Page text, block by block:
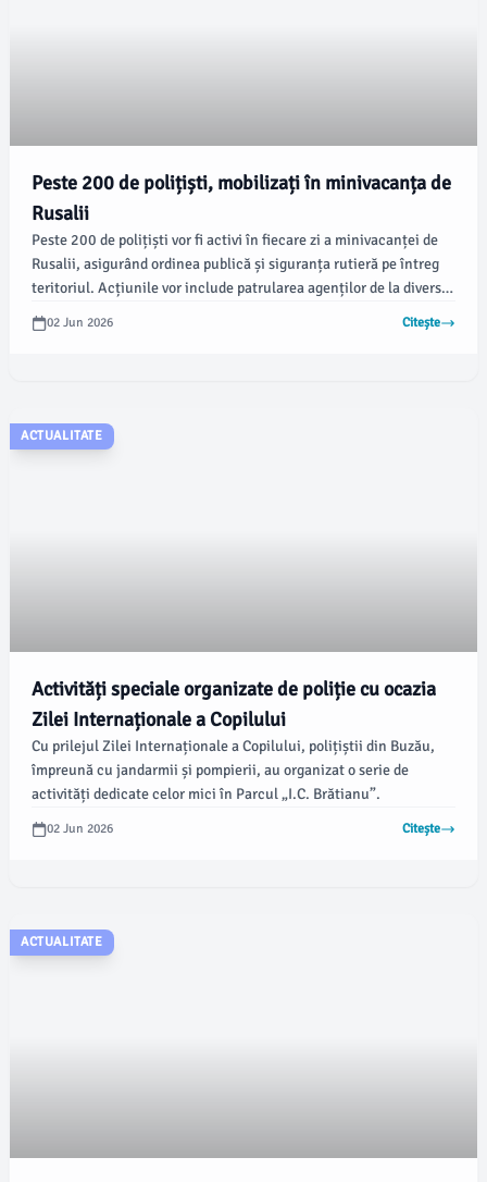
Peste 200 de polițiști, mobilizați în minivacanța de
Rusalii
Peste 200 de polițiști vor fi activi în fiecare zi a minivacanței de
Rusalii, asigurând ordinea publică și siguranța rutieră pe întreg
teritoriul. Acțiunile vor include patrularea agenților de la diverse
unități, conform informațiilor oferite de autorități.
02 Jun 2026 Citește
ACTUALITATE
Activități speciale organizate de poliție cu ocazia
Zilei Internaționale a Copilului
Cu prilejul Zilei Internaționale a Copilului, polițiștii din Buzău,
împreună cu jandarmii și pompierii, au organizat o serie de
activități dedicate celor mici în Parcul „I.C. Brătianu”.
02 Jun 2026 Citește
ACTUALITATE